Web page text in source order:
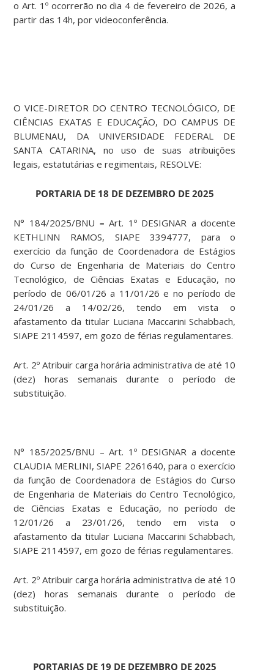
o Art. 1º ocorrerão no dia 4 de fevereiro de 2026, a
partir das 14h, por videoconferência.
O VICE-DIRETOR DO CENTRO TECNOLÓGICO, DE
CIÊNCIAS EXATAS E EDUCAÇÃO, DO CAMPUS DE
BLUMENAU, DA UNIVERSIDADE FEDERAL DE
SANTA CATARINA, no uso de suas atribuições
legais, estatutárias e regimentais, RESOLVE:
PORTARIA DE 18 DE DEZEMBRO DE 2025
N° 184/2025/BNU –Art. 1º DESIGNAR a docente
KETHLINN RAMOS, SIAPE 3394777, para o
exercício da função de Coordenadora de Estágios
do Curso de Engenharia de Materiais do Centro
Tecnológico, de Ciências Exatas e Educação, no
período de 06/01/26 a 11/01/26 e no período de
24/01/26 a 14/02/26, tendo em vista o
afastamento da titular Luciana Maccarini Schabbach,
SIAPE 2114597, em gozo de férias regulamentares.
Art. 2º Atribuir carga horária administrativa de até 10
(dez) horas semanais durante o período de
substituição.
N° 185/2025/BNU – Art. 1º DESIGNAR a docente
CLAUDIA MERLINI, SIAPE 2261640, para o exercício
da função de Coordenadora de Estágios do Curso
de Engenharia de Materiais do Centro Tecnológico,
de Ciências Exatas e Educação, no período de
12/01/26 a 23/01/26, tendo em vista o
afastamento da titular Luciana Maccarini Schabbach,
SIAPE 2114597, em gozo de férias regulamentares.
Art. 2º Atribuir carga horária administrativa de até 10
(dez) horas semanais durante o período de
substituição.
PORTARIAS DE 19 DE DEZEMBRO DE 2025